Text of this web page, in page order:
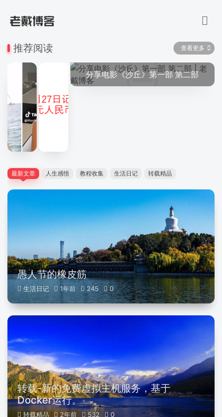
推荐阅读 查看更多
分享电影《沙丘》第一部 第二部
最新文章 人生感悟 教程收集 生活日记 转载精品
愚人节的橡皮筋
生活日记 1年前 245 0
转载-新的免费虚拟主机服务，基于
Docker运行。
转载精品 2年前 532 0